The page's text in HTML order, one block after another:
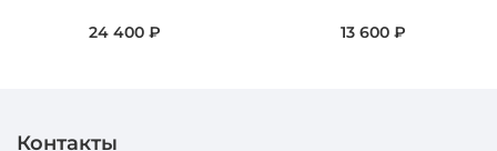
24 400 ₽ 13 600 ₽
Контакты